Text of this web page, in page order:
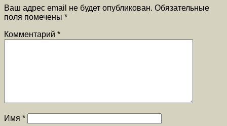
Ваш адрес email не будет опубликован. Обязательные
поля помечены *
Комментарий *
Имя *